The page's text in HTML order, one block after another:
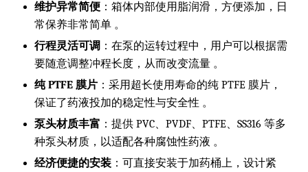
维护异常简便 ：箱体内部使用脂润滑，方便添加，日
常保养非常简单 。
行程灵活可调 ：在泵的运转过程中，用户可以根据需
要随意调整冲程长度，从而改变流量 。
纯 PTFE 膜片 ：采用超长使用寿命的纯 PTFE 膜片，
保证了药液投加的稳定性与安全性 。
泵头材质丰富 ：提供 PVC、PVDF、PTFE、SS316 等多
种泵头材质，以适配各种腐蚀性药液 。
经济便捷的安装 ：可直接安装于加药桶上，设计紧